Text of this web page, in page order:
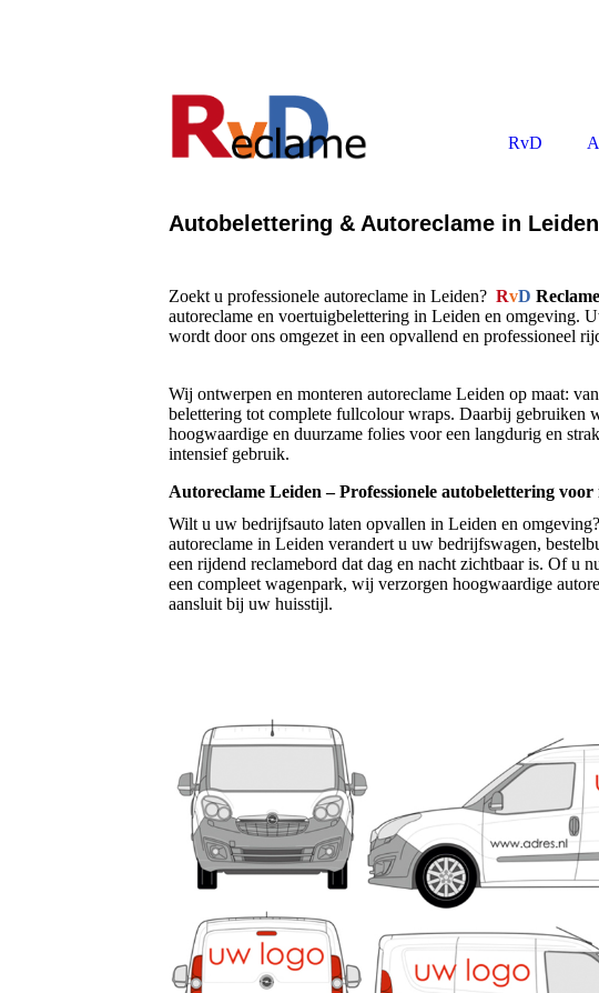
Autobelettering & Autoreclame in Leiden
Zoekt u professionele autoreclame in Leiden? RvD Reclame
autoreclame en voertuigbelettering in Leiden en omgeving.
wordt door ons omgezet in een opvallend en professioneel
Wij ontwerpen en monteren autoreclame Leiden op maat:
belettering tot complete fullcolour wraps. Daarbij gebruiken
hoogwaardige en duurzame folies voor een langdurig en
intensief gebruik.
Autoreclame Leiden – Professionele autobelettering
Wilt u uw bedrijfsauto laten opvallen in Leiden en
autoreclame in Leiden verandert u uw bedrijfswagen,
een rijdend reclamebord dat dag en nacht zichtbaar is. Of u
een compleet wagenpark, wij verzorgen hoogwaardige
aansluit bij uw huisstijl.
RvD